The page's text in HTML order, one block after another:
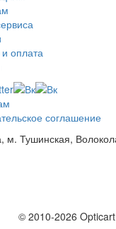
оплата
соглашение
м. Тушинская,
© 2010-2026 Opticart